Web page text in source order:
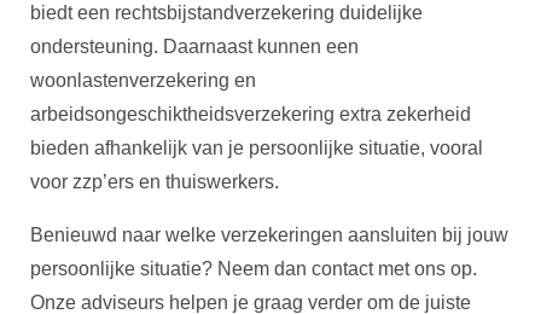
biedt een rechtsbijstandverzekering duidelijke
ondersteuning. Daarnaast kunnen een
woonlastenverzekering en
arbeidsongeschiktheidsverzekering extra zekerheid
bieden afhankelijk van je persoonlijke situatie, vooral
voor zzp’ers en thuiswerkers.
Benieuwd naar welke verzekeringen aansluiten bij jouw
persoonlijke situatie? Neem dan contact met ons op.
Onze adviseurs helpen je graag verder om de juiste